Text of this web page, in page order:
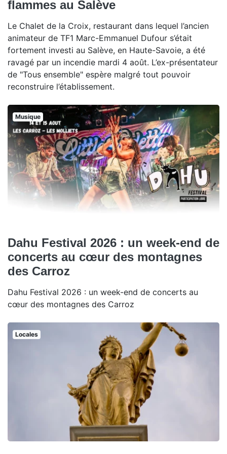
flammes au Salève
Le Chalet de la Croix, restaurant dans lequel l’ancien
animateur de TF1 Marc-Emmanuel Dufour s’était
fortement investi au Salève, en Haute-Savoie, a été
ravagé par un incendie mardi 4 août. L’ex-présentateur
de "Tous ensemble" espère malgré tout pouvoir
reconstruire l’établissement.
Musique
Dahu Festival 2026 : un week-end de
concerts au cœur des montagnes
des Carroz
Dahu Festival 2026 : un week-end de concerts au
cœur des montagnes des Carroz
Locales